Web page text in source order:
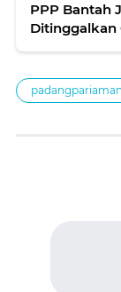
PPP Bantah
Ditinggalkan
padangpariaman